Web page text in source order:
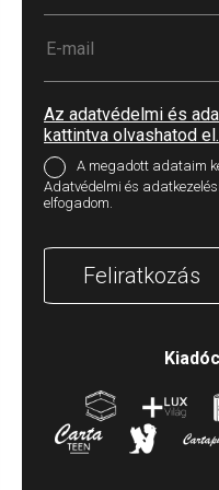
Az adatvédelmi és
kattintva olvashatod el.
A megadott adataim
Adatvédelmi és adatkezelési
elfogadom.
Feliratkozás